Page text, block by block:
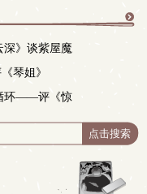
深》谈紫屋魔
琴姐》
环——评《惊